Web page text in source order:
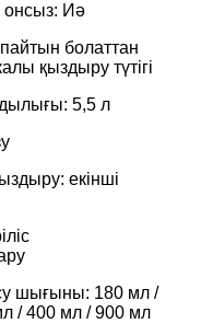
Иә
болаттан
қыздыру түтігі
5,5 л
екінші
шығыны: 180 мл /
/ 400 мл / 900 мл